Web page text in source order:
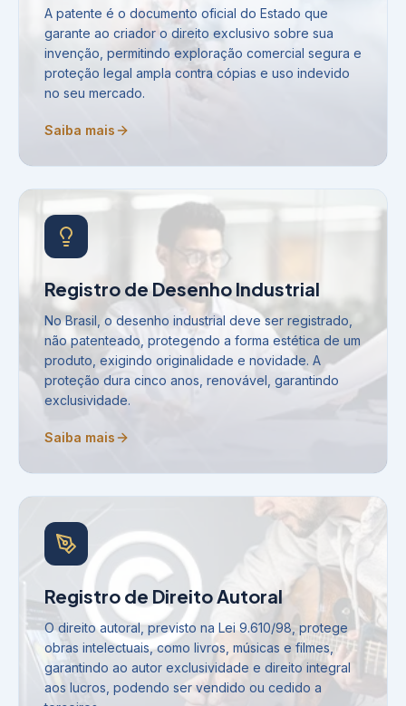
A patente é o documento oficial do Estado que
garante ao criador o direito exclusivo sobre sua
invenção, permitindo exploração comercial segura e
proteção legal ampla contra cópias e uso indevido
no seu mercado.
Saiba mais
Registro de Desenho Industrial
No Brasil, o desenho industrial deve ser registrado,
não patenteado, protegendo a forma estética de um
produto, exigindo originalidade e novidade. A
proteção dura cinco anos, renovável, garantindo
exclusividade.
Saiba mais
Registro de Direito Autoral
O direito autoral, previsto na Lei 9.610/98, protege
obras intelectuais, como livros, músicas e filmes,
garantindo ao autor exclusividade e direito integral
aos lucros, podendo ser vendido ou cedido a